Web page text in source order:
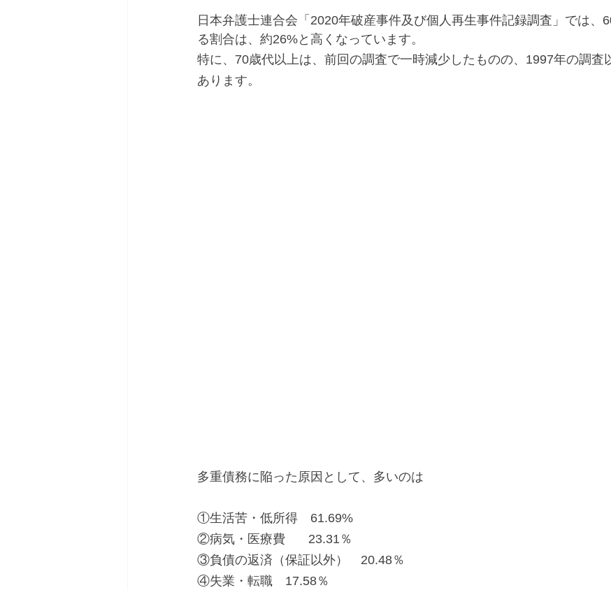
日本弁護士連合会「2020年破産事件及び個人再生事件記録調査」では、
る割合は、約26%と高くなっています。
特に、70歳代以上は、前回の調査で一時減少したものの、1997年の調査
あります。
多重債務に陥った原因として、多いのは
①生活苦・低所得　61.69%
②病気・医療費　   23.31％
③負債の返済（保証以外）　20.48％
④失業・転職　17.58％